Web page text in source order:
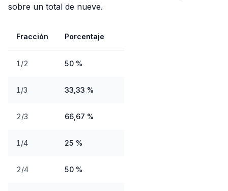
sobre un total de nueve.
Fracción Porcentaje
1/2 50 %
1/3 33,33 %
2/3 66,67 %
1/4 25 %
2/4 50 %